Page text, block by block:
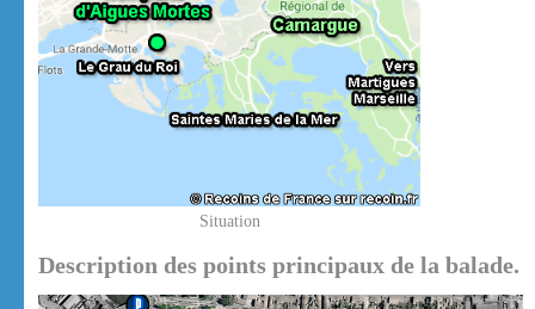
Situation
Description des points principaux de la balade.